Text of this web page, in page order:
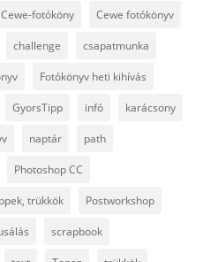
Cewe-fotóköny Cewe fotókönyv
challenge csapatmunka
Fotókönyv heti kihívás
GyorsTipp infó karácsony
naptár path
Photoshop CC
trükkök Postworkshop
scrapbook